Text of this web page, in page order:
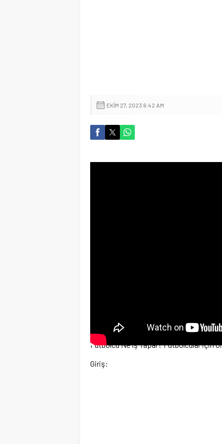
EKIM 27, 2023 6:42 AM
Futbolcu Ne İş Yapar? Futbolcular için
Giriş: